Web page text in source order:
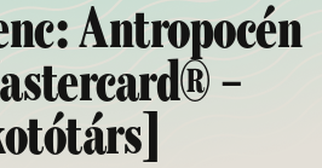
Antropocén
–